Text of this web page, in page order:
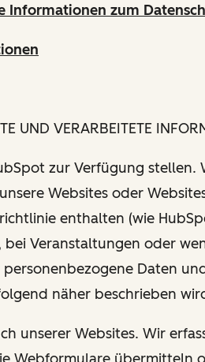
Informationen zum
UND VERARBEITETE
zur Verfügung stellen.
Websites oder
enthalten (wie
bei Veranstaltungen oder
Daten
näher beschrieben
unserer Websites. Wir